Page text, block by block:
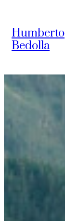
contenido
Humberto
Bedolla